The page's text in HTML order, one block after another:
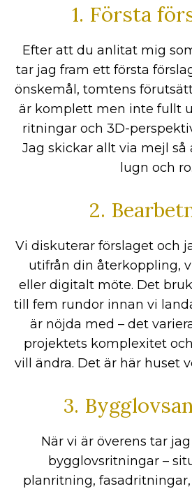
1. Första
Efter att du anlitat mig
tar jag fram ett första
önskemål, tomtens
är komplett men inte fullt
ritningar och 3D-
Jag skickar allt via mejl
lugn och ro.
2.
Vi diskuterar förslaget och
utifrån din återkoppling,
eller digitalt möte. Det
till fem rundor innan vi
är nöjda med – det
projektets komplexitet
vill ändra. Det är här huset
3.
När vi är överens tar
bygglovsritningar –
planritning,